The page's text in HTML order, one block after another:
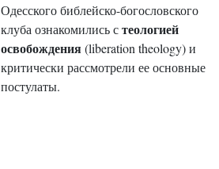
Одесского библейско-богословского
клуба ознакомились стеологией
освобождения(liberation theology) и
критически рассмотрели ее основные
постулаты.